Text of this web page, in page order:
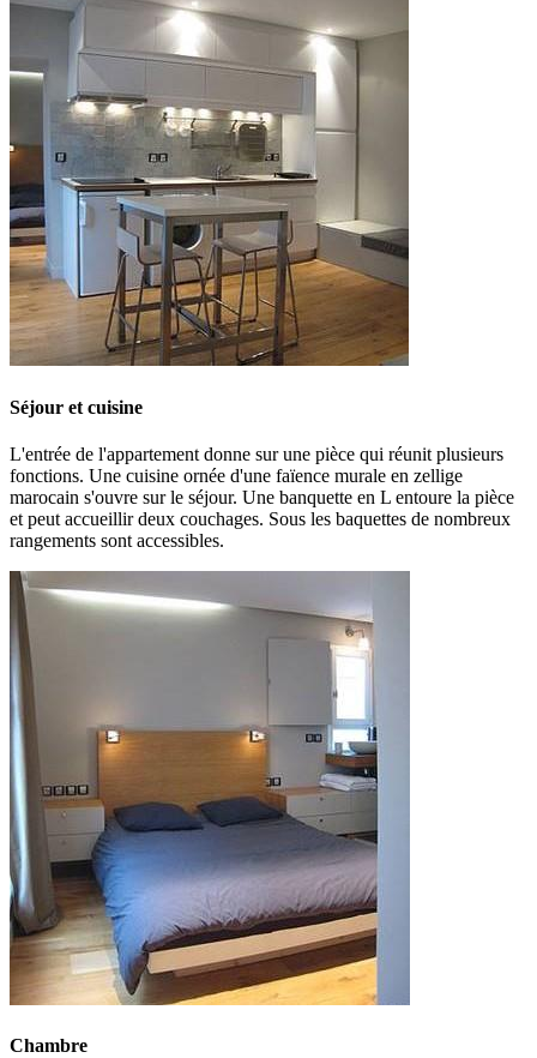
Séjour et cuisine
L'entrée de l'appartement donne sur une pièce qui réunit plusieurs
fonctions. Une cuisine ornée d'une faïence murale en zellige
marocain s'ouvre sur le séjour. Une banquette en L entoure la pièce
et peut accueillir deux couchages. Sous les baquettes de nombreux
rangements sont accessibles.
Chambre